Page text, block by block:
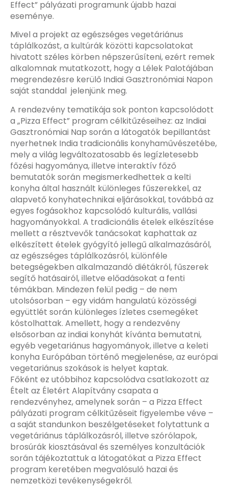
Effect” pályázati programunk újabb hazai
eseménye.
Mivel a projekt az egészséges vegetáriánus
táplálkozást, a kultúrák közötti kapcsolatokat
hivatott széles körben népszerűsíteni, ezért remek
alkalomnak mutatkozott, hogy a Lélek Palotájában
megrendezésre kerülő Indiai Gasztronómiai Napon
saját standdal jelenjünk meg.
A rendezvény tematikája sok ponton kapcsolódott
a „Pizza Effect” program célkitűzéseihez: az Indiai
Gasztronómiai Nap során a látogatók bepillantást
nyerhetnek India tradicionális konyhaművészetébe,
mely a világ legváltozatosabb és legízletesebb
főzési hagyománya, illetve interaktív főző
bemutatók során megismerkedhettek a kelti
konyha által használt különleges fűszerekkel, az
alapvető konyhatechnikai eljárásokkal, továbbá az
egyes fogásokhoz kapcsolódó kulturális, vallási
hagyományokkal. A tradicionális ételek elkészítése
mellett a résztvevők tanácsokat kaphattak az
elkészített ételek gyógyító jellegű alkalmazásáról,
az egészséges táplálkozásról, különféle
betegségekben alkalmazandó diétákról, fűszerek
segítő hatásairól, illetve előadásokat a fenti
témákban. Mindezen felül pedig – de nem
utolsósorban – egy vidám hangulatú közösségi
együttlét során különleges ízletes csemegéket
kóstolhattak. Amellett, hogy a rendezvény
elsősorban az indiai konyhát kívánta bemutatni,
egyéb vegetariánus hagyományok, illetve a keleti
konyha Európában történő megjelenése, az európai
vegetariánus szokások is helyet kaptak.
Főként ez utóbbihoz kapcsolódva csatlakozott az
Ételt az Életért Alapítvány csapata a
rendezvényhez, amelynek során – a Pizza Effect
pályázati program célkitűzéseit figyelembe véve –
a saját standunkon beszélgetéseket folytattunk a
vegetáriánus táplálkozásról, illetve szórólapok,
brosúrák kiosztásával és személyes konzultációk
során tájékoztattuk a látogatókat a Pizza Effect
program keretében megvalósuló hazai és
nemzetközi tevékenységekről.